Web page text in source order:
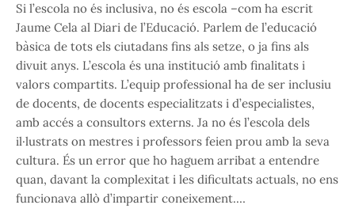
Si l’escola no és inclusiva, no és escola –com ha escrit
Jaume Cela al Diari de l’Educació. Parlem de l’educació
bàsica de tots els ciutadans fins als setze, o ja fins als
divuit anys. L’escola és una institució amb finalitats i
valors compartits. L’equip professional ha de ser inclusiu
de docents, de docents especialitzats i d’especialistes,
amb accés a consultors externs. Ja no és l’escola dels
il·lustrats on mestres i professors feien prou amb la seva
cultura. És un error que ho haguem arribat a entendre
quan, davant la complexitat i les dificultats actuals, no ens
funcionava allò d’impartir coneixement.…